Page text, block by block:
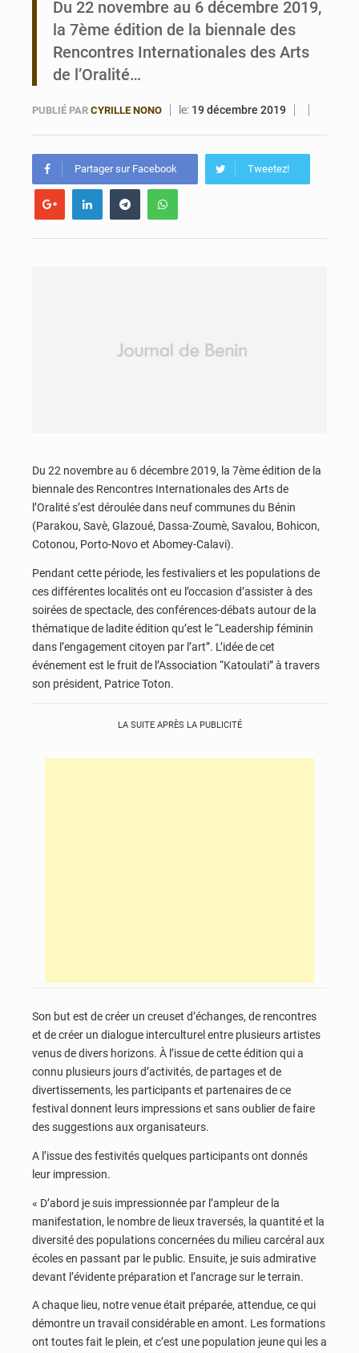
Bénin : 14,5 milliards de dollars pour faire de la CDN 3.0 un bouclier économique
Du 22 novembre au 6 décembre 2019,
la 7ème édition de la biennale des
Rencontres Internationales des Arts
de l’Oralité…
PUBLIÉ PAR CYRILLE NONO le: 19 décembre 2019
Partager sur Facebook Tweetez!
Du 22 novembre au 6 décembre 2019, la 7ème édition de la
biennale des Rencontres Internationales des Arts de
l’Oralité s’est déroulée dans neuf communes du Bénin
(Parakou, Savè, Glazoué, Dassa-Zoumè, Savalou, Bohicon,
Cotonou, Porto-Novo et Abomey-Calavi).
Pendant cette période, les festivaliers et les populations de
ces différentes localités ont eu l’occasion d’assister à des
soirées de spectacle, des conférences-débats autour de la
thématique de ladite édition qu’est le “Leadership féminin
dans l’engagement citoyen par l’art”. L’idée de cet
événement est le fruit de l’Association “Katoulati” à travers
son président, Patrice Toton.
LA SUITE APRÈS LA PUBLICITÉ
Son but est de créer un creuset d’échanges, de rencontres
et de créer un dialogue interculturel entre plusieurs artistes
venus de divers horizons. À l’issue de cette édition qui a
connu plusieurs jours d’activités, de partages et de
divertissements, les participants et partenaires de ce
festival donnent leurs impressions et sans oublier de faire
des suggestions aux organisateurs.
A l’issue des festivités quelques participants ont donnés
leur impression.
« D’abord je suis impressionnée par l’ampleur de la
manifestation, le nombre de lieux traversés, la quantité et la
diversité des populations concernées du milieu carcéral aux
écoles en passant par le public. Ensuite, je suis admirative
devant l’évidente préparation et l’ancrage sur le terrain.
A chaque lieu, notre venue était préparée, attendue, ce qui
démontre un travail considérable en amont. Les formations
ont toutes fait le plein, et c’est une population jeune qui les a